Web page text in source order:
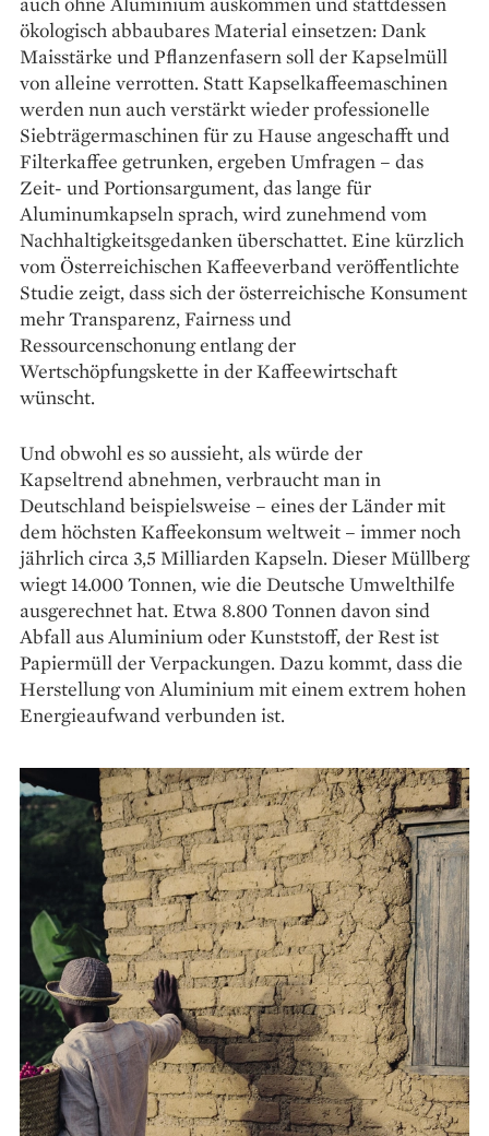
ökologisch abbau­bares Material einsetzen: Dank
Maisstärke und Pflanzenfasern soll der Kapselmüll
von alleine verrotten. Statt Kapselkaffeemaschinen
werden nun auch verstärkt wieder professionelle
Siebträgermaschinen für zu Hause angeschafft und
Filterkaffee getrunken, ergeben Umfragen – das
Zeit- und Portions­argument, das lange für
Aluminumkapseln sprach, wird zunehmend vom
Nachhaltigkeitsgedanken überschattet. Eine kürzlich
vom Österreichischen Kaffeeverband veröffentlichte
Studie zeigt, dass sich der österreichische Konsument
mehr Transparenz, Fairness und
Ressourcenschonung entlang der
Wertschöpfungskette in der Kaffeewirtschaft
wünscht.
Und obwohl es so aussieht, als würde der
Kapseltrend abnehmen, verbraucht man in
Deutschland beispielsweise – eines der Länder mit
dem höchsten Kaffeekonsum weltweit – immer noch
jährlich circa 3,5 Milliarden Kapseln. Dieser Müllberg
wiegt 14.000 Tonnen, wie die Deutsche Umwelthilfe
ausgerechnet hat. Etwa 8.800 Tonnen davon sind
Abfall aus Aluminium oder Kunststoff, der Rest ist
Papiermüll der Verpackungen. Dazu kommt, dass die
Herstellung von Aluminium mit einem extrem hohen
Energieaufwand verbunden ist.